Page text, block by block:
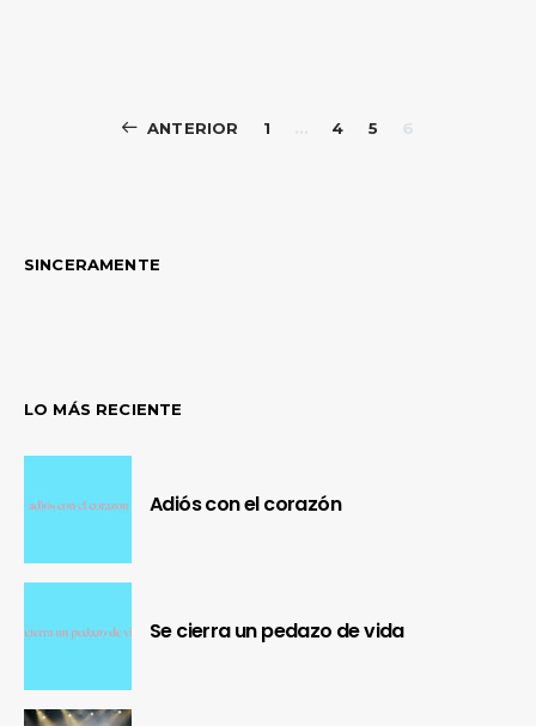
Paginación
ANTERIOR 1 … 4 5 6
SINCERAMENTE
LO MÁS RECIENTE
Adiós con el corazón
Se cierra un pedazo de vida